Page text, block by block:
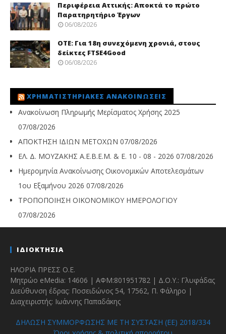
Περιφέρεια Αττικής: Αποκτά το πρώτο
Παρατηρητήριο Έργων
06/08/2026
ΟΤΕ: Για 18η συνεχόμενη χρονιά, στους
δείκτες FTSE4Good
06/08/2026
ΧΡΗΜΑΤΙΣΤΗΡΙΑΚΈΣ ΑΝΑΚΟΙΝΏΣΕΙΣ
Ανακοίνωση Πληρωμής Μερίσματος Χρήσης 2025
07/08/2026
ΑΠΟΚΤΗΣΗ ΙΔΙΩΝ ΜΕΤΟΧΩΝ 07/08/2026
ΕΛ. Δ. ΜΟΥΖΑΚΗΣ Α.Ε.Β.Ε.Μ. & Ε. 10 - 08 - 2026 07/08/2026
Ημερομηνία Ανακοίνωσης Οικονομικών Αποτελεσμάτων
1ου Εξαμήνου 2026 07/08/2026
ΤΡΟΠΟΠΟΙΗΣΗ ΟΙΚΟΝΟΜΙΚΟΥ ΗΜΕΡΟΛΟΓΙΟΥ
07/08/2026
ΙΔΙΟΚΤΗΣΙΑ
ΗΛΟΡΙΑ ΠΡΕΣΣ Ο.Ε.
Μητρώο eMedia: 14606 | ΑΦΜ:801951782 | Δ.Ο.Υ.: Γλυφάδας
Διεύθυνση έδρας: Ποσειδώνος 54, 17562, Π. Φάληρο |
Διαχειριστής: Ιωάννης Παπαδάκης
ΔΗΛΩΣΗ ΣΥΜΜΟΡΦΩΣΗΣ ΜΕ ΤΗ ΣΥΣΤΑΣΗ (ΕΕ) 2018/334